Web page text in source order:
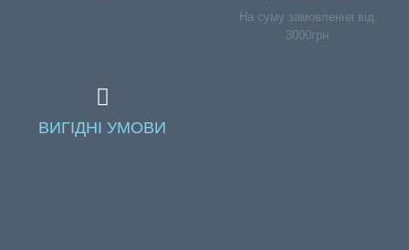
На суму замовлення від
3000грн
ВИГІДНІ УМОВИ